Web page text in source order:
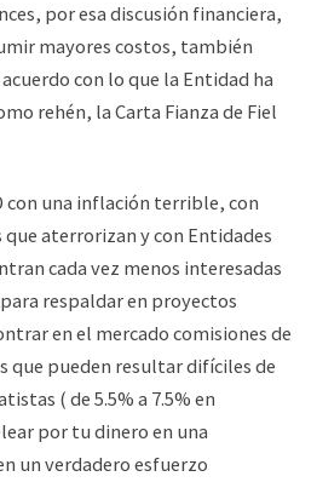
por esa discusión financiera,
mayores costos, también
con lo que la Entidad ha
rehén, la Carta Fianza de Fiel
con una inflación terrible, con
aterrorizan y con Entidades
cada vez menos interesadas
respaldar en proyectos
en el mercado comisiones de
que pueden resultar difíciles de
( de 5.5% a 7.5% en
por tu dinero en una
un verdadero esfuerzo